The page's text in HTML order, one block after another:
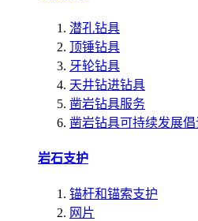
潜孔钻具
顶锤钻具
牙轮钻具
天井钻进钻具
凿岩钻具服务
凿岩钻具可持续发展倡
岩石支护
锚杆和锚索支护
网片